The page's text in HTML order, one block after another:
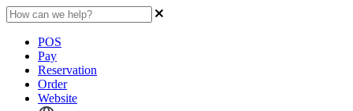
POS
Pay
Reservation
Order
Website